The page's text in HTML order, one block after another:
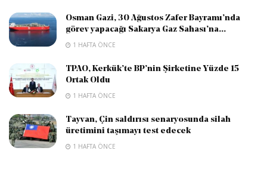
Osman Gazi, 30 Ağustos Zafer Bayramı’nda
görev yapacağı Sakarya Gaz Sahası’na...
1 HAFTA ÖNCE
TPAO, Kerkük’te BP’nin Şirketine Yüzde 15
Ortak Oldu
1 HAFTA ÖNCE
Tayvan, Çin saldırısı senaryosunda silah
üretimini taşımayı test edecek
1 HAFTA ÖNCE